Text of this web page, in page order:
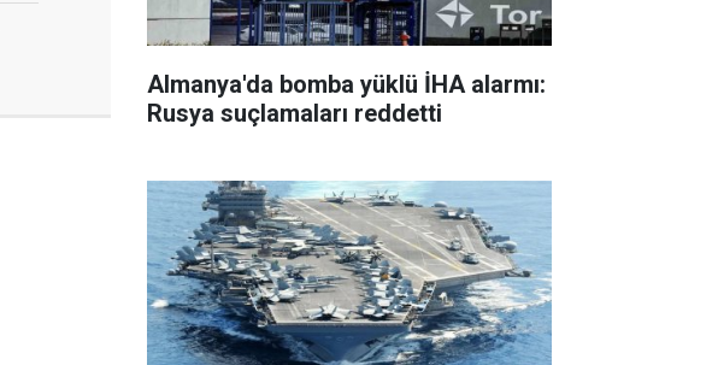
Almanya'da bomba yüklü İHA alarmı:
Rusya suçlamaları reddetti